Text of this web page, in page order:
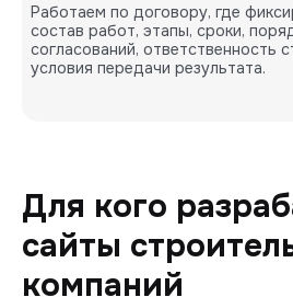
Работаем по договору, где
состав работ, этапы, сроки,
согласований, ответственность
условия передачи результата.
Для кого
сайты
компаний